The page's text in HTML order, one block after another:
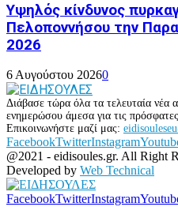
Υψηλός κίνδυνος
Πελοποννήσου την
2026
6 Αυγούστου 20260
Διάβασε τώρα όλα τα τελευταία
ενημερώσου άμεσα για τις πρόσφατες
Επικοινωνήστε μαζί μας:
FacebookTwitterInstagram
@2021 - eidisoules.gr. All Right
Developed by Web Technical
FacebookTwitterInstagram